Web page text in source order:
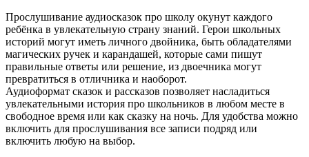
Прослушивание аудиосказок про школу окунут каждого
ребёнка в увлекательную страну знаний. Герои школьных
историй могут иметь личного двойника, быть обладателями
магических ручек и карандашей, которые сами пишут
правильные ответы или решение, из двоечника могут
превратиться в отличника и наоборот.
Аудиоформат сказок и рассказов позволяет насладиться
увлекательными история про школьников в любом месте в
свободное время или как сказку на ночь. Для удобства можно
включить для прослушивания все записи подряд или
включить любую на выбор.